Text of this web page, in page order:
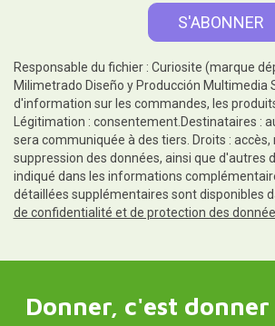
Responsable du fichier : Curiosite (marque
Milimetrado Diseño y Producción Multimedia
d'information sur les commandes, les
Légitimation : consentement.Destinataires :
sera communiquée à des tiers. Droits :
suppression des données, ainsi que d'autres
indiqué dans les informations
détaillées supplémentaires sont disponibles
de confidentialité et de protection des
Donner, c'est donner